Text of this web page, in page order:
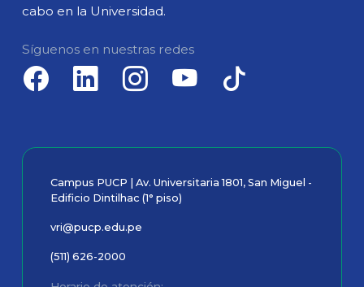
cabo en la Universidad.
Síguenos en nuestras redes
Campus PUCP | Av. Universitaria 1801, San Miguel -
Edificio Dintilhac (1° piso)
vri@pucp.edu.pe
(511) 626-2000